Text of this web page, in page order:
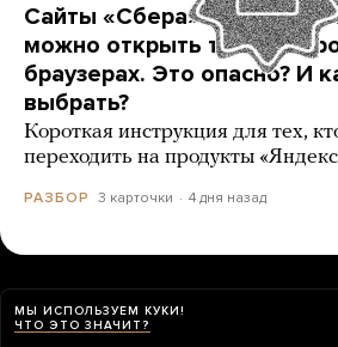
Сайты «Сбера» и других
можно открыть только в
браузерах. Это опасно? И
выбрать?
Короткая инструкция для тех,
переходить на продукты
РАЗБОР 3 карточки 4 дня назад
МЫ ИСПОЛЬЗУЕМ КУКИ!
ЧТО ЭТО ЗНАЧИТ?